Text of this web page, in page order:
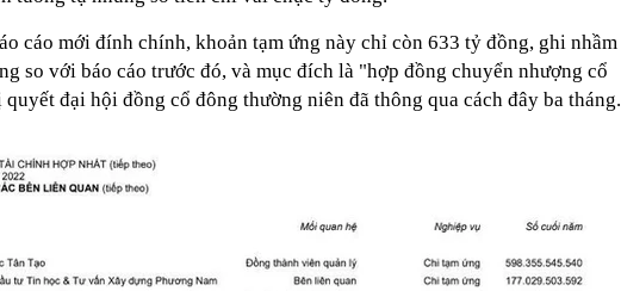
cáo mới đính chính, khoản tạm ứng này chỉ còn 633 tỷ đồng, ghi nhầm
so với báo cáo trước đó, và mục đích là "hợp đồng chuyển nhượng cổ
đại hội đồng cổ đông thường niên đã thông qua cách đây ba tháng.